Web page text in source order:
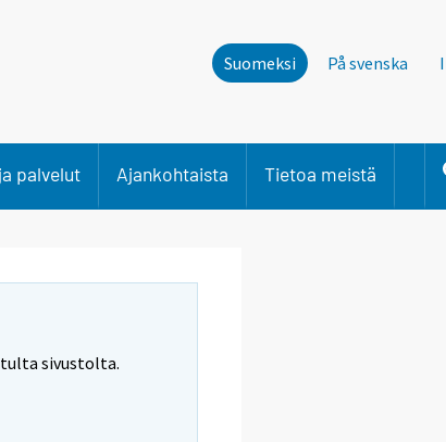
Suomeksi På svenska
palvelut Ajankohtaista Tietoa meistä
sivustolta.